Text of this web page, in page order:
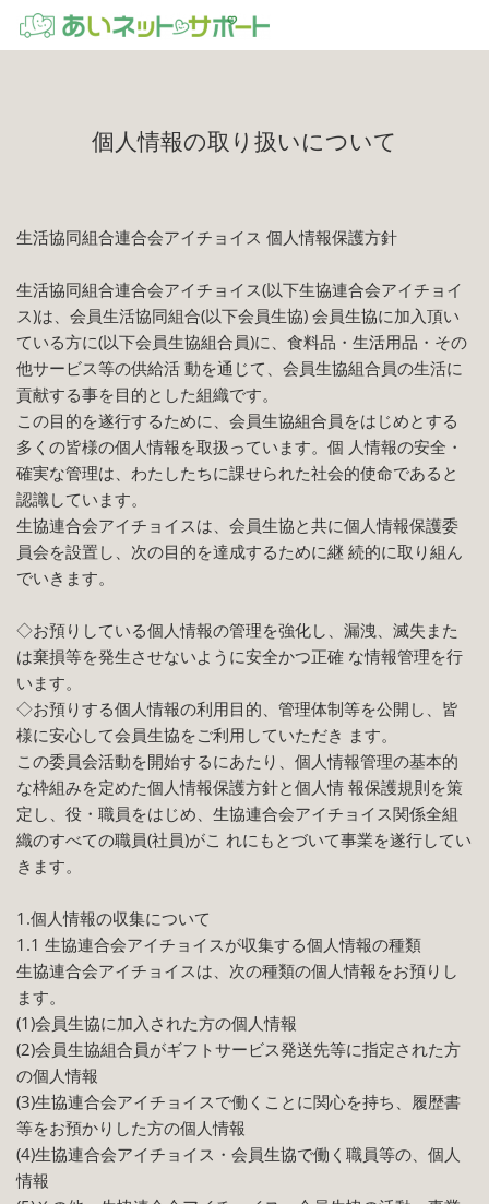
個人情報の取り扱いについて
生活協同組合連合会アイチョイス 個人情報保護方針
生活協同組合連合会アイチョイス(以下生協連合会アイチョイ
ス)は、会員生活協同組合(以下会員生協) 会員生協に加入頂い
ている方に(以下会員生協組合員)に、食料品・生活用品・その
他サービス等の供給活 動を通じて、会員生協組合員の生活に
貢献する事を目的とした組織です。
この目的を遂行するために、会員生協組合員をはじめとする
多くの皆様の個人情報を取扱っています。個 人情報の安全・
確実な管理は、わたしたちに課せられた社会的使命であると
認識しています。
生協連合会アイチョイスは、会員生協と共に個人情報保護委
員会を設置し、次の目的を達成するために継 続的に取り組ん
でいきます。
◇お預りしている個人情報の管理を強化し、漏洩、滅失また
は棄損等を発生させないように安全かつ正確 な情報管理を行
います。
◇お預りする個人情報の利用目的、管理体制等を公開し、皆
様に安心して会員生協をご利用していただき ます。
この委員会活動を開始するにあたり、個人情報管理の基本的
な枠組みを定めた個人情報保護方針と個人情 報保護規則を策
定し、役・職員をはじめ、生協連合会アイチョイス関係全組
織のすべての職員(社員)がこ れにもとづいて事業を遂行してい
きます。
1.個人情報の収集について
1.1 生協連合会アイチョイスが収集する個人情報の種類
生協連合会アイチョイスは、次の種類の個人情報をお預りし
ます。
(1)会員生協に加入された方の個人情報
(2)会員生協組合員がギフトサービス発送先等に指定された方
の個人情報
(3)生協連合会アイチョイスで働くことに関心を持ち、履歴書
等をお預かりした方の個人情報
(4)生協連合会アイチョイス・会員生協で働く職員等の、個人
情報